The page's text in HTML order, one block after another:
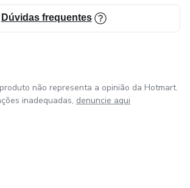
Dúvidas frequentes
não representa a opinião da Hotmart.
inadequadas, denuncie aqui